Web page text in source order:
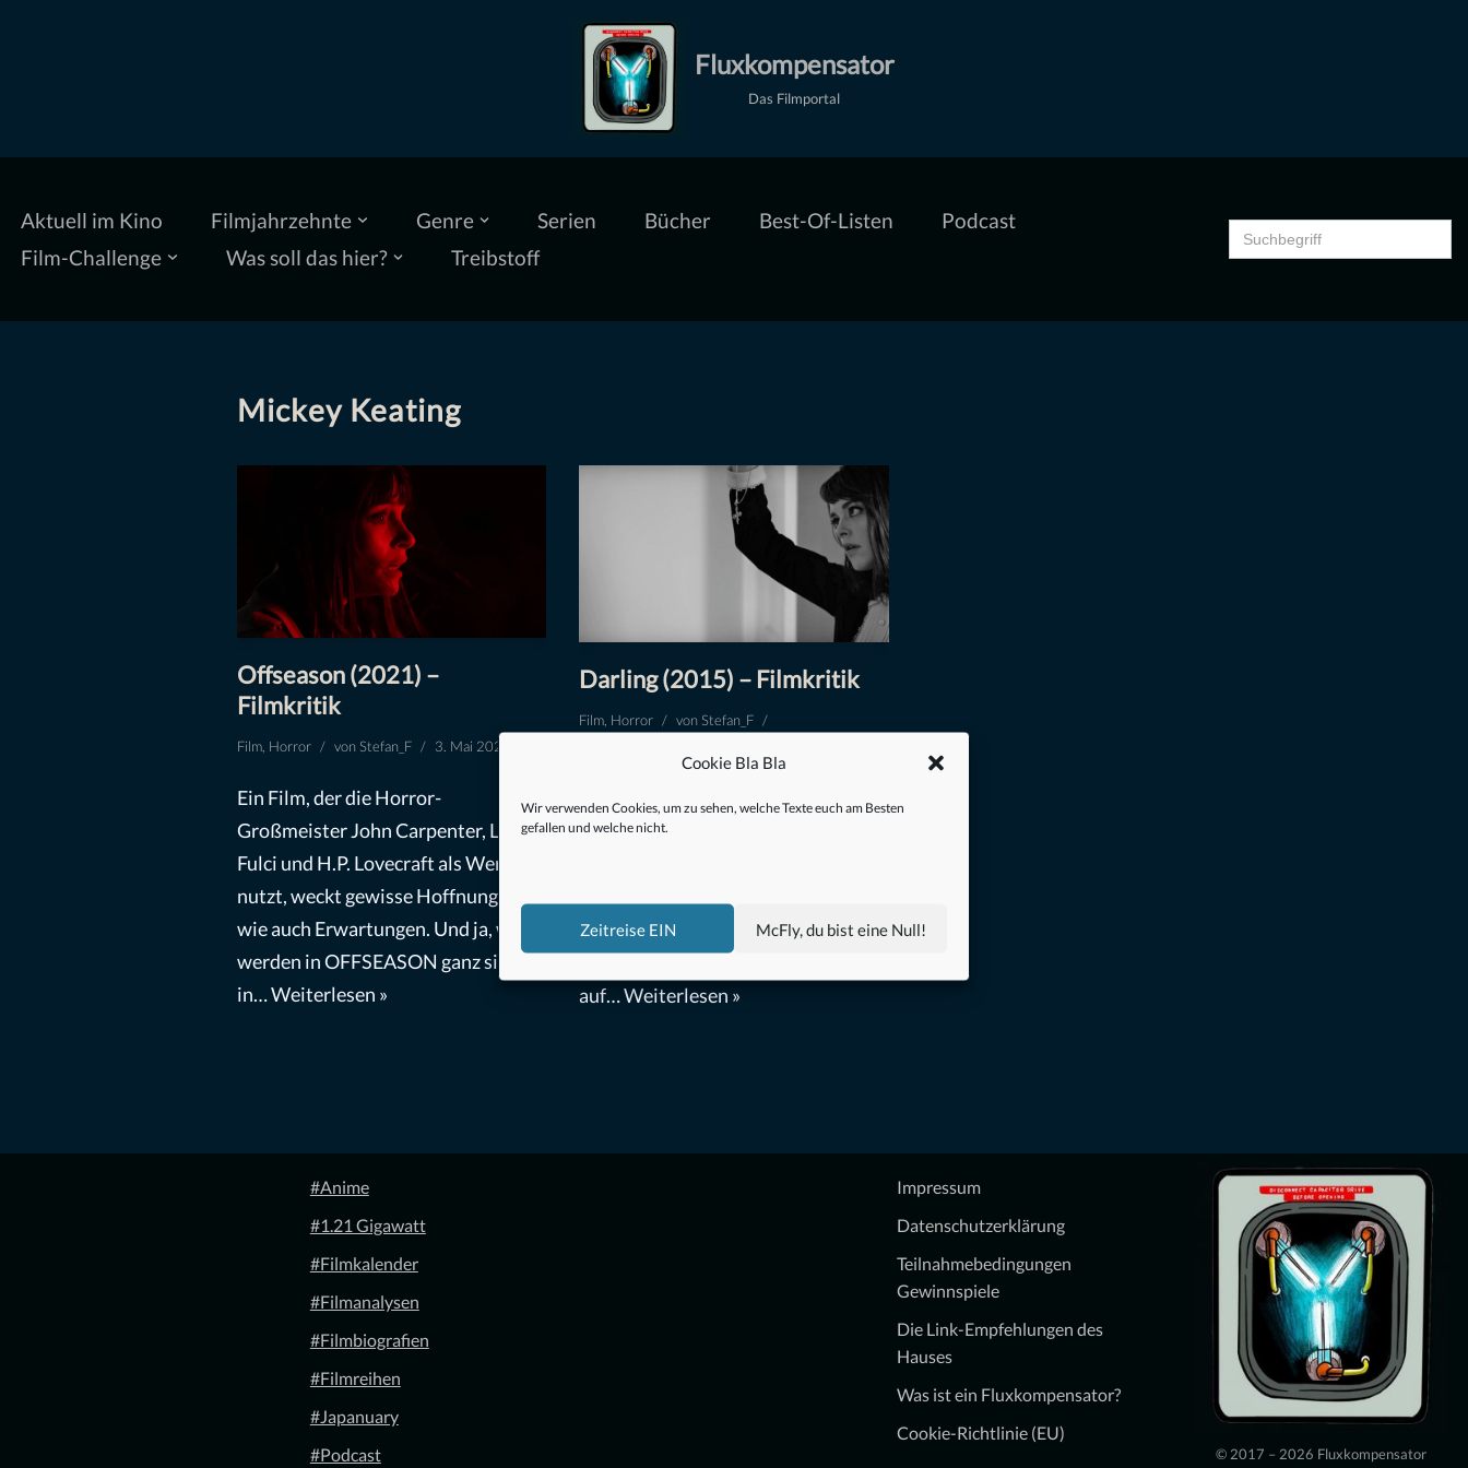
Cookie Bla Bla
Wir verwenden Cookies, um zu sehen, welche Texte euch am Besten
gefallen und welche nicht.
Zeitreise EIN McFly, du bist eine Null!
Fluxkompensator
Das Filmportal
Aktuell im Kino Filmjahrzehnte Genre Serien Bücher Best-Of-Listen
Podcast
Film-Challenge
Was soll das hier? Treibstoff
Search
for:
Mickey Keating
Offseason (2021) –
Filmkritik
Film, Horror vonStefan_F 3. Mai 2023
Ein Film, der die Horror-
Großmeister John Carpenter, Lucio
Fulci und H.P. Lovecraft als Werbung
nutzt, weckt gewisse Hoffnungen
wie auch Erwartungen. Und ja, wir
werden in OFFSEASON ganz sicher
in…Weiterlesen »
Darling (2015) – Filmkritik
Film Horror vonStefan_F
Gleich zu Anfang möchte ich
betonen, dass DARLING beileibe
Genres über den Haufen, tritt sie mit
Füßen und errichtet
auf…Weiterlesen »
#Anime
#1.21 Gigawatt
#Filmkalender
#Filmanalysen
#Filmbiografien
#Filmreihen
#Japanuary
#Podcast
Impressum
Datenschutzerklärung
Teilnahmebedingungen
Gewinnspiele
Die Link-Empfehlungen des
Hauses
Was ist ein Fluxkompensator?
Cookie-Richtlinie (EU)
© 2017 – 2026 Fluxkompensator